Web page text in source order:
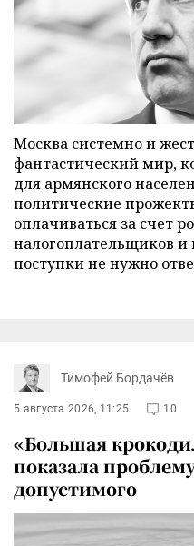
Москва системно и
фантастический мир,
для армянского
политические
оплачиваться за счет
налогоплательщиков и
поступки не нужно
Тимофей Бордачёв
5 августа 2026, 11:25 10
«Большая
показала
допустимого